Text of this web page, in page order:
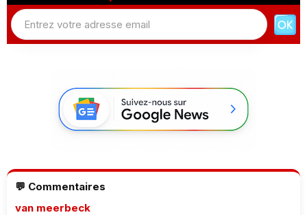
💬 Commentaires
van meerbeck